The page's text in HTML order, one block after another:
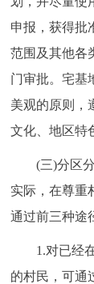
ESPAÑOL
申报，获得批
范围及其他各
门审批。宅基
美观的原则，
文化、地区特
(三)分区分
实际，在尊重
通过前三种途
1.对已经在
的村民，可通